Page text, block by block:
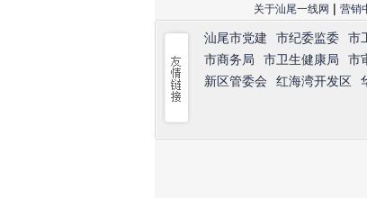
关于汕尾一线网 | 营销
汕尾市党建 市纪委监委 市
市商务局
市卫生健康局 市
新区管委会
红海湾开发区